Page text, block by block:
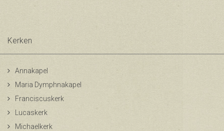
Kerken
Annakapel
Maria Dymphnakapel
Franciscuskerk
Lucaskerk
Michaelkerk